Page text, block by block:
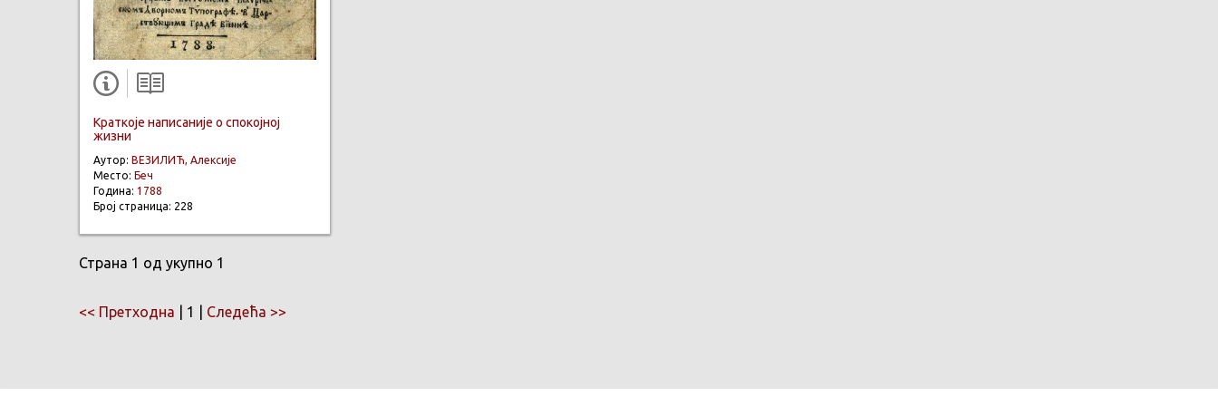
Краткоје написаније о спокојној
жизни
Аутор: ВЕЗИЛИЋ, Алексије
Место: Беч
Година: 1788
Број страница: 228
Страна 1 од укупно 1
<< Претходна | 1 | Следећа >>